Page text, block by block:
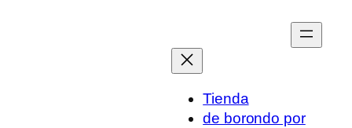
Tienda
de borondo por